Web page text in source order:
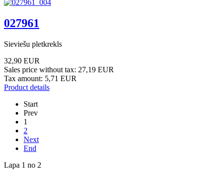
027961
Sieviešu pletkrekls
32,90 EUR
Sales price without tax: 27,19 EUR
Tax amount: 5,71 EUR
Product details
Start
Prev
1
2
Next
End
Lapa 1 no 2